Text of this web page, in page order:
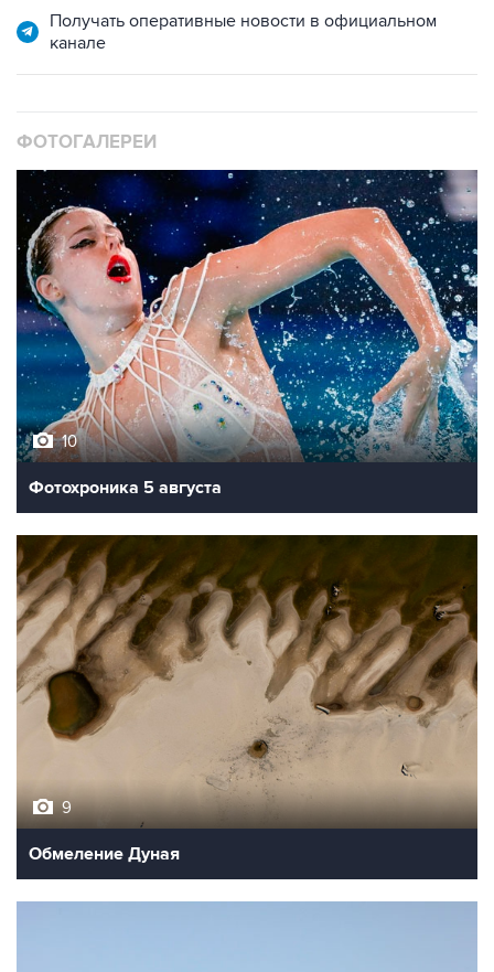
Получать оперативные новости в официальном
канале
ФОТОГАЛЕРЕИ
10
Фотохроника 5 августа
9
Обмеление Дуная